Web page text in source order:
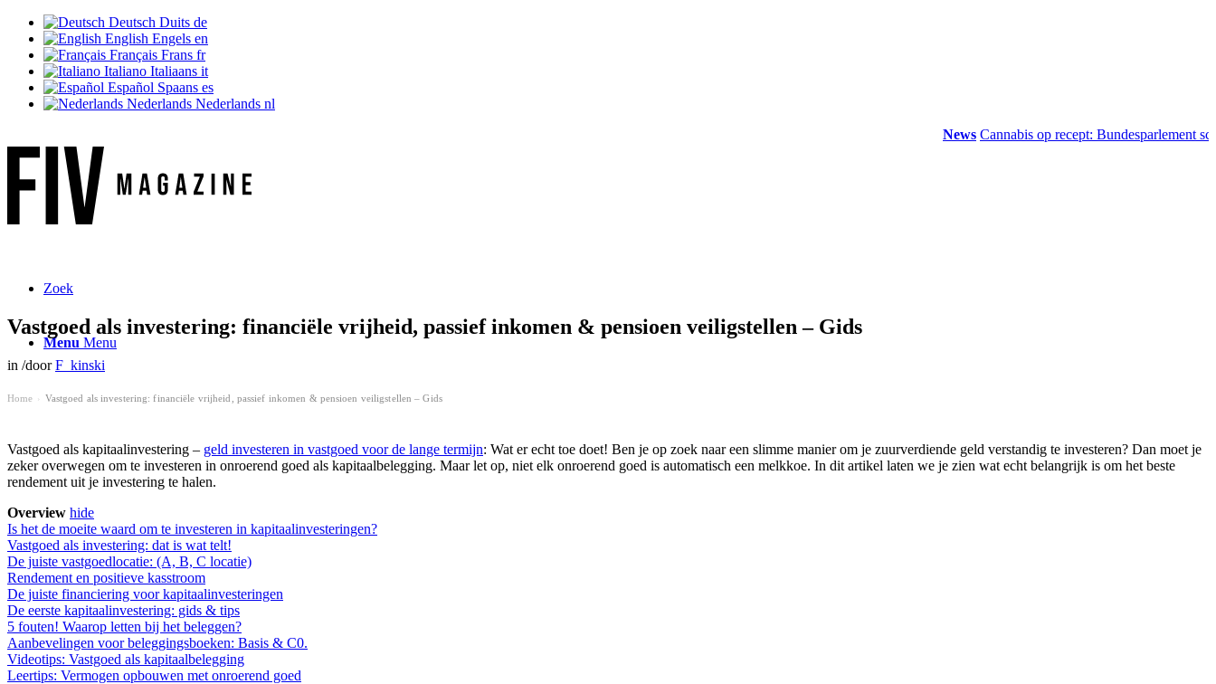
Deutsch Duits de
English Engels en
Français Frans fr
Italiano Italiaans it
Español Spaans es
Nederlands Nederlands nl
News Cannabis op recept: Bundesparlement
Zoek
Menu Menu
Vastgoed als investering: financiële vrijheid, passief inkomen & pensioen veiligstellen – Gids
in /doorF_kinski
Home Vastgoed als investering: financiële vrijheid, passief inkomen & pensioen veiligstellen – Gids
Vastgoed als kapitaalinvestering – geld investeren in vastgoed voor de lange termijn: Wat er echt toe doet! Ben je op zoek naar een slimme manier om je zuurverdiende geld verstandig te investeren? Dan moet je
zeker overwegen om te investeren in onroerend goed als kapitaalbelegging. Maar let op, niet elk onroerend goed is automatisch een melkkoe. In dit artikel laten we je zien wat echt belangrijk is om het beste
rendement uit je investering te halen.
Overview hide
Is het de moeite waard om te investeren in kapitaalinvesteringen?
Vastgoed als investering: dat is wat telt!
De juiste vastgoedlocatie: (A, B, C locatie)
Rendement en positieve kasstroom
De juiste financiering voor kapitaalinvesteringen
De eerste kapitaalinvestering: gids & tips
5 fouten! Waarop letten bij het beleggen?
Aanbevelingen voor beleggingsboeken: Basis & C0.
Videotips: Vastgoed als kapitaalbelegging
Leertips: Vermogen opbouwen met onroerend goed